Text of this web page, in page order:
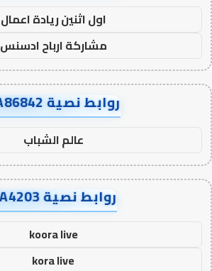
اول اثنين ريادة اعمال
مشاركة ارباح ادسنس
روابط نصية AA86842
عالم الشباب
روابط نصية AA4203
koora live
kora live